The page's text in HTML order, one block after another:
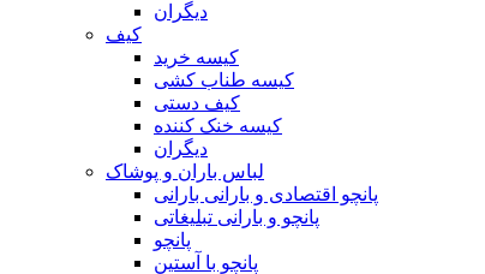
دیگران
کیف
کیسه خرید
کیسه طناب کشی
کیف دستی
کیسه خنک کننده
دیگران
لباس باران و پوشاک
پانچو اقتصادی و بارانی بارانی
پانچو و بارانی تبلیغاتی
پانچو
پانچو با آستین